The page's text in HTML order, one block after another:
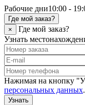
Рабочие дни10:00 -
Где мой заказ?
×
Где мой заказ?
Узнать
Нажимая на кнопку
персональных данных.
Узнать